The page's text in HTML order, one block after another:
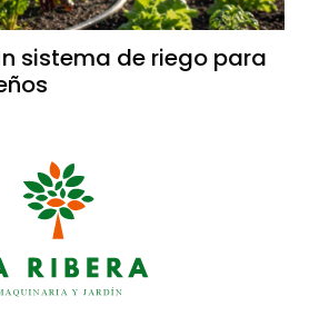
sistema de riego para